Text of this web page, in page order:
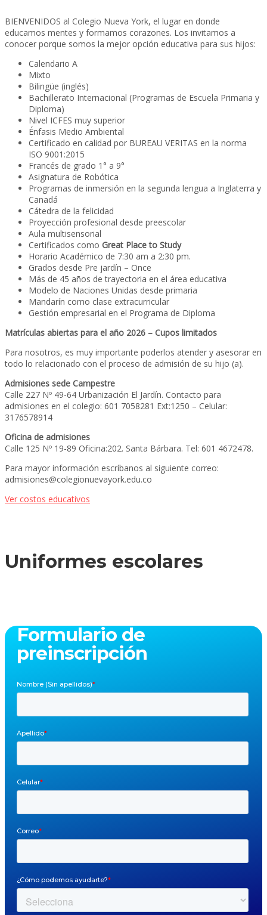
BIENVENIDOS al Colegio Nueva York, el lugar en donde
educamos mentes y formamos corazones. Los invitamos a
conocer porque somos la mejor opción educativa para sus hijos:
Calendario A
Mixto
Bilingüe (inglés)
Bachillerato Internacional (Programas de Escuela Primaria y
Diploma)
Nivel ICFES muy superior
Énfasis Medio Ambiental
Certificado en calidad por BUREAU VERITAS en la norma
ISO 9001:2015
Francés de grado 1° a 9°
Asignatura de Robótica
Programas de inmersión en la segunda lengua a Inglaterra y
Canadá
Cátedra de la felicidad
Proyección profesional desde preescolar
Aula multisensorial
Certificados como Great Place to Study
Horario Académico de 7:30 am a 2:30 pm.
Grados desde Pre jardín – Once
Más de 45 años de trayectoria en el área educativa
Modelo de Naciones Unidas desde primaria
Mandarín como clase extracurricular
Gestión empresarial en el Programa de Diploma
Matrículas abiertas para el año 2026 – Cupos limitados
Para nosotros, es muy importante poderlos atender y asesorar en
todo lo relacionado con el proceso de admisión de su hijo (a).
Admisiones sede Campestre
Calle 227 Nº 49-64 Urbanización El Jardín. Contacto para
admisiones en el colegio: 601 7058281 Ext:1250 – Celular:
3176578914
Oficina de admisiones
Calle 125 Nº 19-89 Oficina:202. Santa Bárbara. Tel: 601 4672478.
Para mayor información escríbanos al siguiente correo:
admisiones@colegionuevayork.edu.co
Ver costos educativos
Uniformes escolares
Formulario de
preinscripción